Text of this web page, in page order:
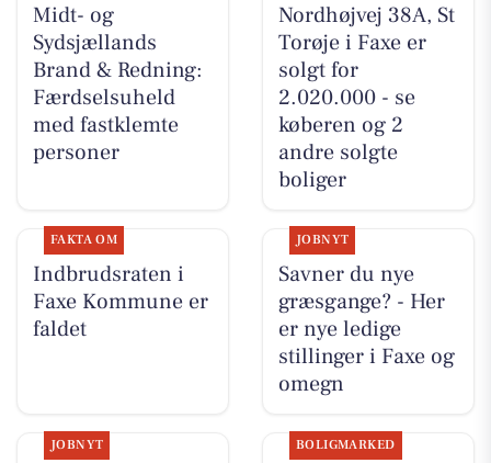
Midt- og
Sydsjællands
Brand & Redning:
Færdselsuheld
med fastklemte
personer
Nordhøjvej 38A, St
Torøje i Faxe er
solgt for
2.020.000 - se
køberen og 2
andre solgte
boliger
FAKTA OM
Indbrudsraten i
Faxe Kommune er
faldet
JOBNYT
Savner du nye
græsgange? - Her
er nye ledige
stillinger i Faxe og
omegn
JOBNYT BOLIGMARKED